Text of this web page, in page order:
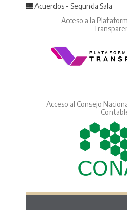
Posted in
Acuerdos - Segunda Sala
Acceso a la
Acceso al Consejo